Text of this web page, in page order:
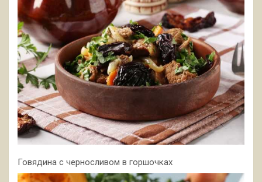
Говядина с черносливом в горшочках